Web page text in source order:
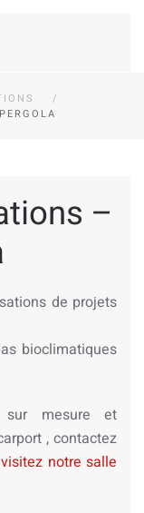
PERGOLA
–
de projets
bioclimatiques
mesure et
, contactez
notre salle